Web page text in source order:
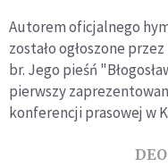
Autorem oficjalnego
zostało ogłoszone
br. Jego pieśń
pierwszy
konferencji prasowej w